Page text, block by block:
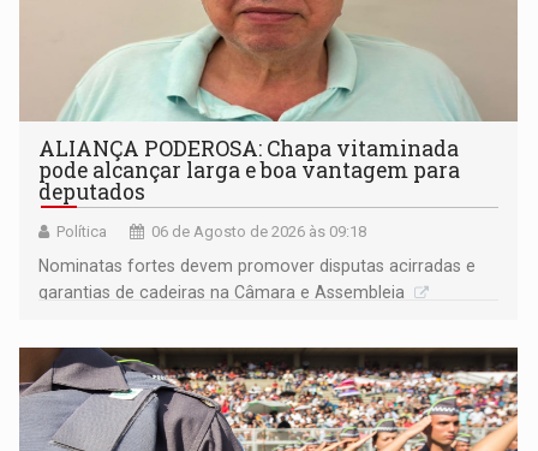
ALIANÇA PODEROSA: Chapa vitaminada
pode alcançar larga e boa vantagem para
deputados
Política 06 de Agosto de 2026 às 09:18
Nominatas fortes devem promover disputas acirradas e
garantias de cadeiras na Câmara e Assembleia